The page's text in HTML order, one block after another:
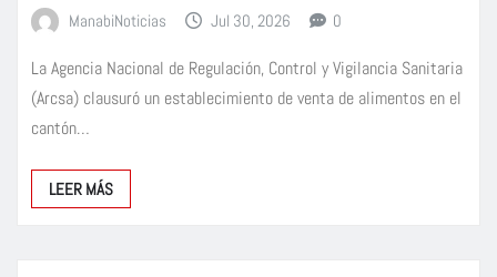
ManabiNoticias Jul 30, 2026 0
La Agencia Nacional de Regulación, Control y Vigilancia Sanitaria
(Arcsa) clausuró un establecimiento de venta de alimentos en el
cantón…
LEER MÁS